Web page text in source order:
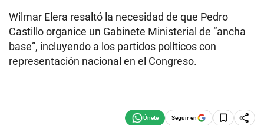
Wilmar Elera resaltó la necesidad de que Pedro
Castillo organice un Gabinete Ministerial de “ancha
base”, incluyendo a los partidos políticos con
representación nacional en el Congreso.
Seguir en